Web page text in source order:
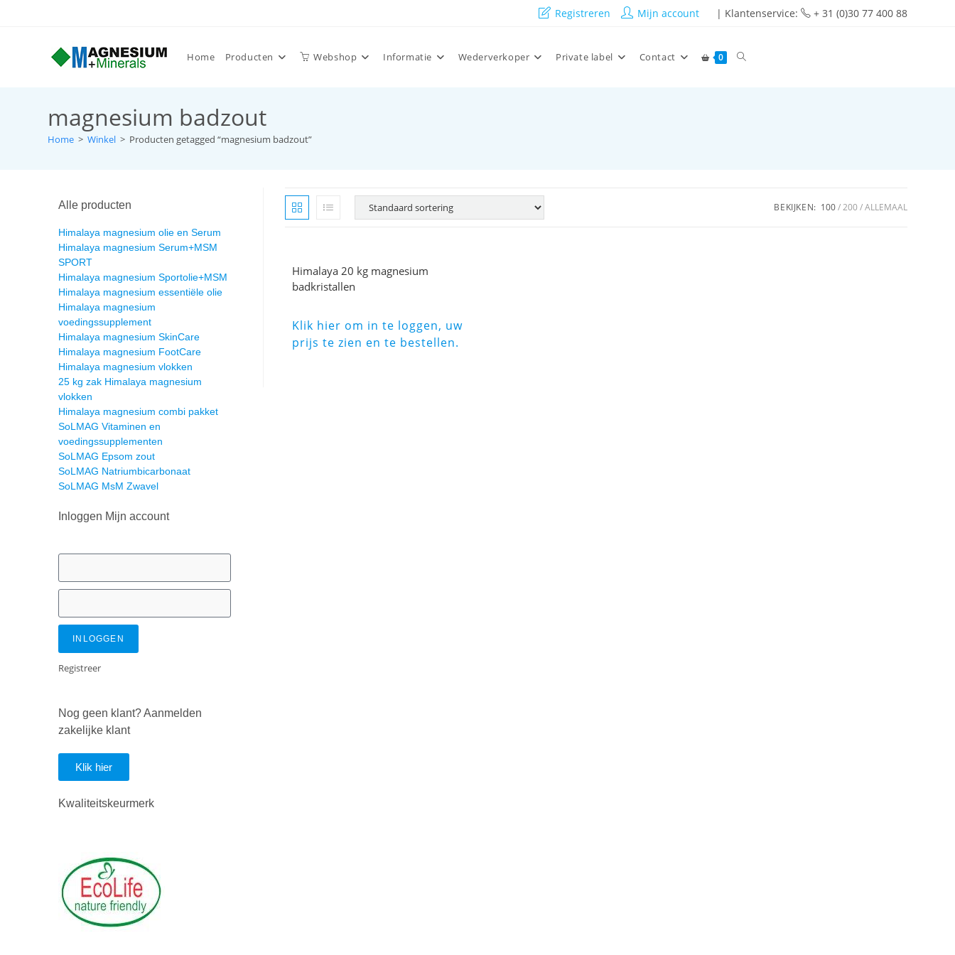
Registreren Mijn account | Klantenservice: + 31 (0)30 77 400 88
Home Producten Webshop Informatie Wederverkoper Private label Contact 0
magnesium badzout
Home > Winkel > Producten getagged “magnesium badzout”
BEKIJKEN: 100 200 ALLEMAAL
Himalaya 20 kg magnesium
badkristallen
Klik hier om in te loggen, uw
prijs te zien en te bestellen.
Alle producten
Himalaya magnesium olie en Serum
Himalaya magnesium Serum+MSM
SPORT
Himalaya magnesium Sportolie+MSM
Himalaya magnesium essentiële olie
Himalaya magnesium
voedingssupplement
Himalaya magnesium SkinCare
Himalaya magnesium FootCare
Himalaya magnesium vlokken
25 kg zak Himalaya magnesium
vlokken
Himalaya magnesium combi pakket
SoLMAG Vitaminen en
voedingssupplementen
SoLMAG Epsom zout
SoLMAG Natriumbicarbonaat
SoLMAG MsM Zwavel
Inloggen Mijn account
INLOGGEN
Registreer
Nog geen klant? Aanmelden
zakelijke klant
Klik hier
Kwaliteitskeurmerk